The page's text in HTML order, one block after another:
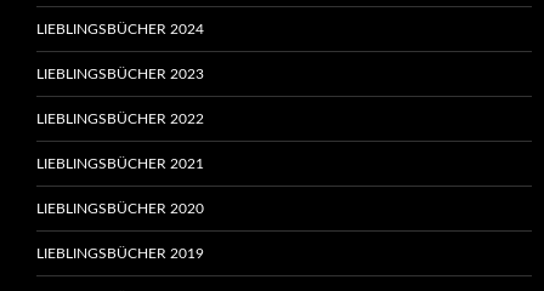
LIEBLINGSBÜCHER 2024
LIEBLINGSBÜCHER 2023
LIEBLINGSBÜCHER 2022
LIEBLINGSBÜCHER 2021
LIEBLINGSBÜCHER 2020
LIEBLINGSBÜCHER 2019